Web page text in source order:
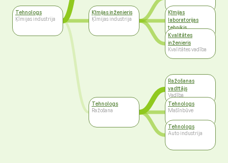
Tehnologs
Ķīmijas industrija
Ķīmijas inženieris
Ķīmijas industrija
Tehnologs
Ražošana
Ķīmijas
laboratorijas
tehniķis
Ķīmijas industrija
Kvalitātes
inženieris
Kvalitātes vadība
Ražošanas
vadītājs
Vadība
Tehnologs
Mašīnbūve
Tehnologs
Auto industrija